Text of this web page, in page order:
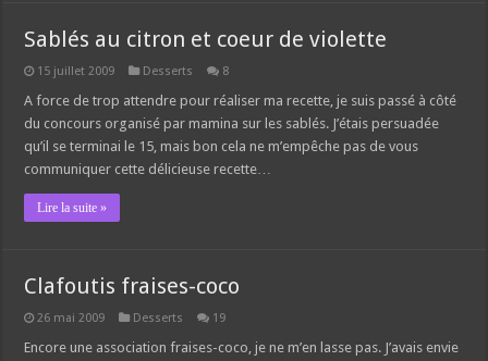
Sablés au citron et coeur de violette
15 juillet 2009 Desserts 8
A force de trop attendre pour réaliser ma recette, je suis passé à côté
du concours organisé par mamina sur les sablés. J’étais persuadée
qu’il se terminai le 15, mais bon cela ne m’empêche pas de vous
communiquer cette délicieuse recette…
Lire la suite »
Clafoutis fraises-coco
26 mai 2009 Desserts 19
Encore une association fraises-coco, je ne m’en lasse pas. J’avais envie